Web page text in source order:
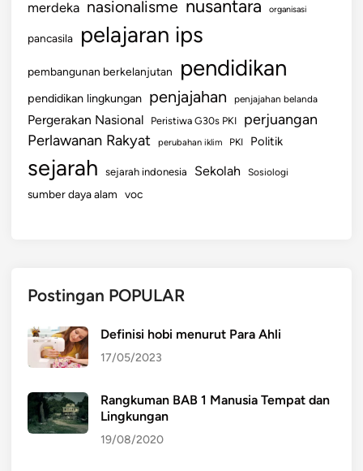
merdeka nasionalisme nusantara organisasi
pancasila pelajaran ips
pembangunan berkelanjutan pendidikan
pendidikan lingkungan penjajahan penjajahan belanda
Pergerakan Nasional Peristiwa G30s PKI perjuangan
Perlawanan Rakyat perubahan iklim PKI Politik
sejarah sejarah indonesia Sekolah Sosiologi
sumber daya alam voc
Postingan POPULAR
Definisi hobi menurut Para Ahli
17/05/2023
Rangkuman BAB 1 Manusia Tempat dan
Lingkungan
19/08/2020